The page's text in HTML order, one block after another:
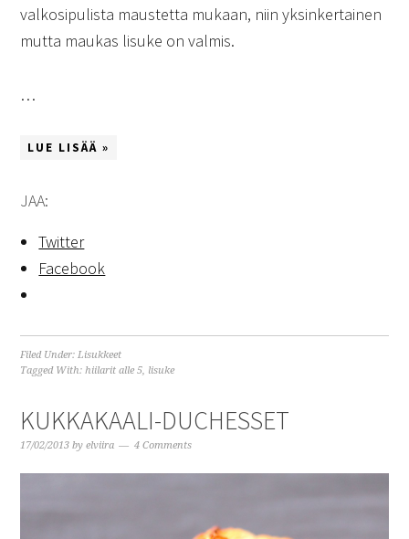
valkosipulista maustetta mukaan, niin yksinkertainen
mutta maukas lisuke on valmis.
…
LUE LISÄÄ »
JAA:
Twitter
Facebook
Filed Under:Lisukkeet
Tagged With:hiilarit alle 5, lisuke
KUKKAKAALI-DUCHESSET
17/02/2013 byelviira 4 Comments